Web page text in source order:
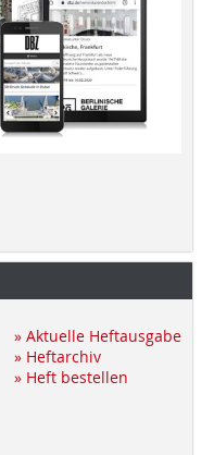
» Aktuelle Heftausgabe
» Heftarchiv
» Heft bestellen